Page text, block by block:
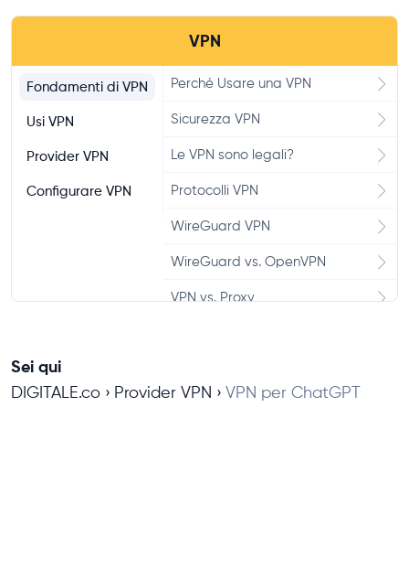
CyberGhost Recensione
PureVPN Recensione
Windscribe Recensione
Mozilla VPN Recensione
VyprVPN Recensione
Hotspot Shield Recensione
Atlas VPN Recensione
IPVanish Recensione
Bitdefender VPN Recensione
VPN
Fondamenti di VPN
Usi VPN
Provider VPN
Configurare VPN
Perché Usare una VPN
Sicurezza VPN
Le VPN sono legali?
Protocolli VPN
WireGuard VPN
WireGuard vs. OpenVPN
VPN vs. Proxy
Sei qui
DIGITALE.co Provider VPN VPN per ChatGPT